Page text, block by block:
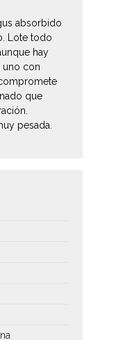
absorbido
Lote todo
hay
uno con
que
pesada.